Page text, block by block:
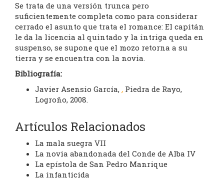
Se trata de una versión trunca pero
suficientemente completa como para considerar
cerrado el asunto que trata el romance: El capitán
le da la licencia al quintado y la intriga queda en
suspenso, se supone que el mozo retorna a su
tierra y se encuentra con la novia.
Bibliografía:
Javier Asensio García, , Piedra de Rayo,
Logroño, 2008.
Artículos Relacionados
La mala suegra VII
La novia abandonada del Conde de Alba IV
La epístola de San Pedro Manrique
La infanticida